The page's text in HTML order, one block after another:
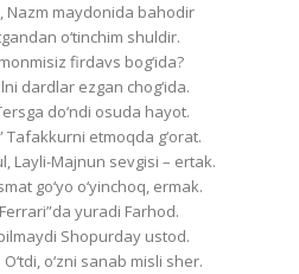
Nazm maydonida bahodir
o‘tinchim shuldir.
firdavs bog‘ida?
dardlar ezgan chog‘ida.
do‘ndi osuda hayot.
etmoqda g‘orat.
Layli-Majnun sevgisi – ertak.
go‘yo o‘yinchoq, ermak.
yuradi Farhod.
Shopurday ustod.
o‘zni sanab misli sher.